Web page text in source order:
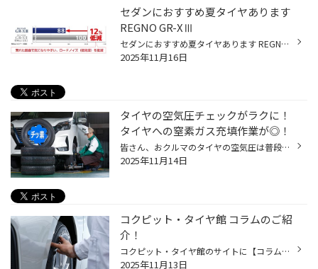
セダンにおすすめ夏タイヤあります
REGNO GR-XⅢ
セダンにおすすめ夏タイヤあります REGNO GR-XⅢ 乗り心地がよくて安全性も高いセダン車は、長距離の移動に適した車です。移動距離だけでなく、運転を楽しみたいドライバーや車好きの方に人気の高い傾向にあります。セダン車は運転中も快適な空間が求められるため、走行音の静かなタイヤが好まれます...
2025年11月16日
タイヤの空気圧チェックがラクに！
タイヤへの窒素ガス充填作業が◎！
皆さん、おクルマのタイヤの空気圧は普段気にされていますか？ タイヤの空気圧は、おクルマの性能やタイヤの寿命にも関わるとても重要なものですが、 今回は、タイヤの空気圧チェックの手間を軽減することができる、 窒素ガス充填に関してご紹介いたします！ 窒素ガスを充填すれば、タイヤの空気圧...
2025年11月14日
コクピット・タイヤ館 コラムのご紹
介！
コクピット・タイヤ館のサイトに【コラム】があるのはご存知でしょうか。 みなさんのおクルマのお悩みやタイヤに関するコラム記事を掲載しております。 この度は、『オイル交換』や『バッテリー』などのおクルマのメンテナンス、 スタッドレスに関連するコラム記事を掲載いたしました。 点検や交換...
2025年11月13日